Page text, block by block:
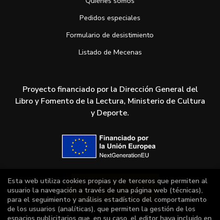
Pedidos especiales
Formulario de desistimiento
Listado de Mecenas
Proyecto financiado por la Dirección General del
Libro y Fomento de la Lectura, Ministerio de Cultura
y Deporte.
Esta web utiliza cookies propias y de terceros que permiten al
usuario la navegación a través de una página web (técnicas),
para el seguimiento y análisis estadístico del comportamiento
de los usuarios (analíticas), que permiten la gestión de los
espacios publicitarios que, en su caso, el editor haya incluido en